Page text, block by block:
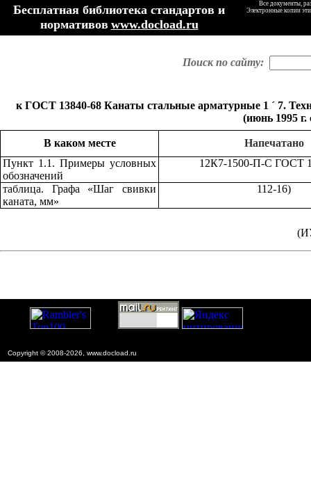
Бесплатная библиотека стандартов и
нормативов www.docload.ru
Все документы,
Электронные копии
Поиск по сайту:
к ГОСТ 13840-68 Канаты стальные арматурные 1 ´ 7.
(июнь 1995
В каком месте
Напечатано
Пункт 1.1. Примеры условных
обозначений
12К7-1500-П-С ГОСТ
таблица. Графа «Шаг свивки
каната, мм»
112-16)
Copyright © 2008-2026, www.docload.ru